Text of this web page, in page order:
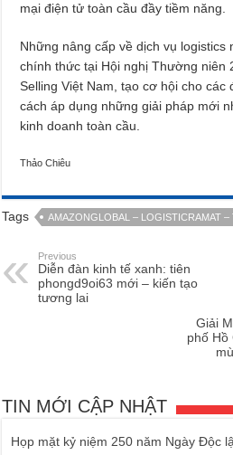
mại điện tử toàn cầu đầy tiềm năng.
Những nâng cấp về dịch vụ logistics
chính thức tại Hội nghị Thường niên
Selling Việt Nam, tạo cơ hội cho các
cách áp dụng những giải pháp mới
kinh doanh toàn cầu.
Thảo Chiêu
Tags AMAZONGLOBAL – LOGISTICRAMAT
Previous
Diễn đàn kinh tế xanh: tiên
phongd9oi63 mới – kiến tạo
tương lai
Giải
phố Hồ
TIN MỚI CẬP NHẬT
Họp mặt kỷ niệm 250 năm Ngày Độc